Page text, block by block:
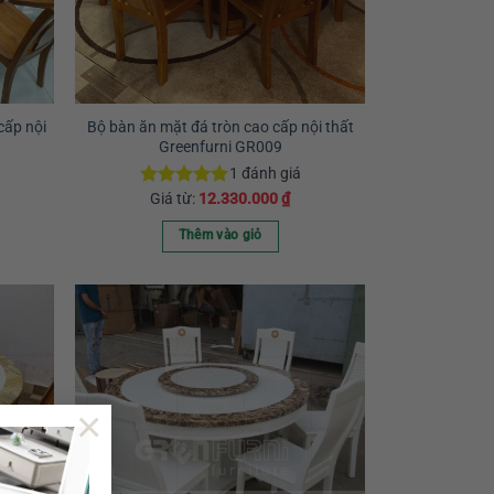
×
nội
Bộ bàn ăn mặt đá tròn cao cấp nội thất
Greenfurni GR009
Được xếp
hạng5.00
5 sao
1 đánh giá
Giá từ: 12.330.000₫
Thêm vào giỏ
phẩm
này
có
nhiều
biến
thể.
Các
tùy